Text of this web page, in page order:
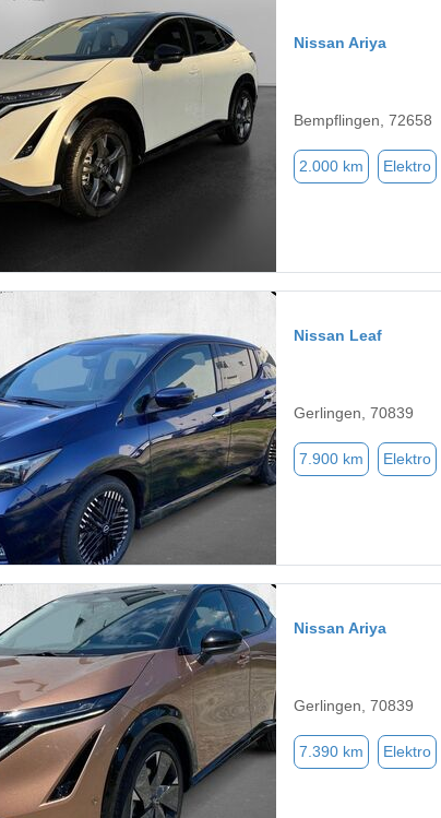
Nissan Ariya
Bempflingen, 72658
2.000 km Elektro
Nissan Leaf
Gerlingen, 70839
7.900 km Elektro
Nissan Ariya
Gerlingen, 70839
7.390 km Elektro